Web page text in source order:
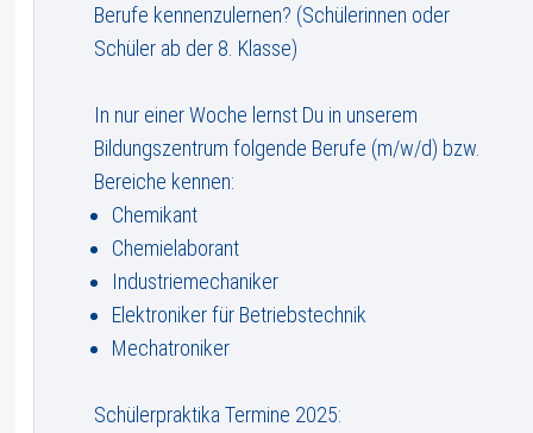
Berufe kennenzulernen? (Schülerinnen oder
Schüler ab der 8. Klasse)
In nur einer Woche lernst Du in unserem
Bildungszentrum folgende Berufe (m/w/d) bzw.
Bereiche kennen:
Chemikant
Chemielaborant
Industriemechaniker
Elektroniker für Betriebstechnik
Mechatroniker
Schülerpraktika Termine 2025: